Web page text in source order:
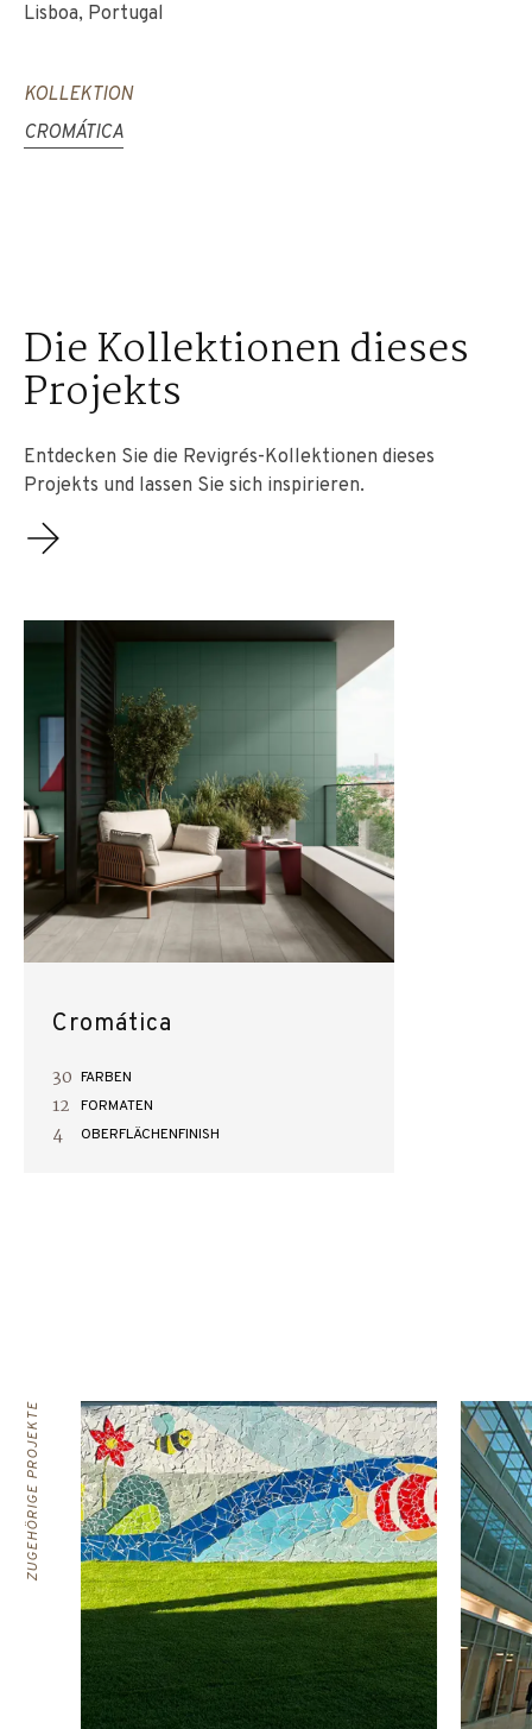
Lisboa, Portugal
KOLLEKTION
CROMÁTICA
Die Kollektionen dieses
Projekts
Entdecken Sie die Revigrés-Kollektionen dieses
Projekts und lassen Sie sich inspirieren.
Cromática
30 FARBEN
12 FORMATEN
4 OBERFLÄCHENFINISH
ZUGEHÖRIGE PROJEKTE